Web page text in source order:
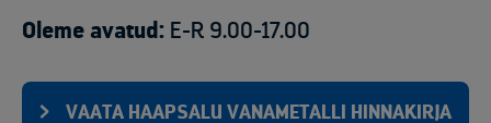
Oleme avatud: E-R 9.00-17.00
VAATA HAAPSALU VANAMETALLI HINNAKIRJA